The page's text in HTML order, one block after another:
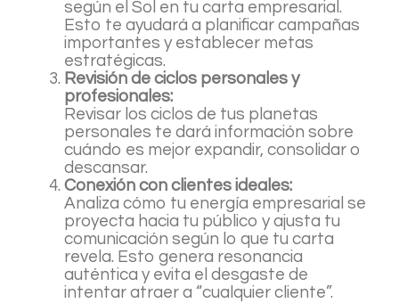
según el Sol en tu carta empresarial.
Esto te ayudará a planificar campañas
importantes y establecer metas
estratégicas.
Revisión de ciclos personales y
profesionales:
Revisar los ciclos de tus planetas
personales te dará información sobre
cuándo es mejor expandir, consolidar o
descansar.
Conexión con clientes ideales:
Analiza cómo tu energía empresarial se
proyecta hacia tu público y ajusta tu
comunicación según lo que tu carta
revela. Esto genera resonancia
auténtica y evita el desgaste de
intentar atraer a “cualquier cliente”.